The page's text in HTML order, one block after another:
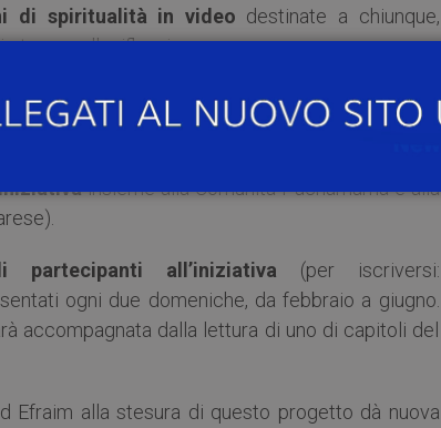
di spiritualità in video destinate a chiunque,
tempo alla riflessione.
risposta di riflessione alle domande scaturite in
in parallelo, illustra e analizza un percorso di
Tradizione” spiega il
insieme alla Comunità Pachamama e alla
partecipanti all’iniziativa (per iscriversi:
ogni due domeniche, da febbraio a giugno.
accompagnata dalla lettura di uno di capitoli del
Efraim alla stesura di questo progetto dà nuova